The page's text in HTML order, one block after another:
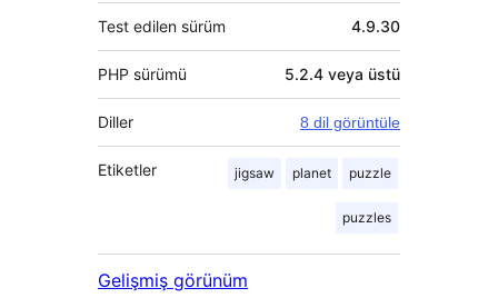
Test edilen sürüm 4.9.30
PHP sürümü 5.2.4 veya üstü
Diller 8 dil görüntüle
Etiketler jigsaw planet puzzle
puzzles
Gelişmiş görünüm